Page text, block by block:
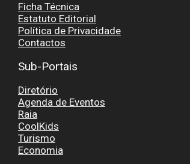
Ficha Técnica
Estatuto Editorial
Política de Privacidade
Contactos
Sub-Portais
Diretório
Agenda de Eventos
Raia
CoolKids
Turismo
Economia